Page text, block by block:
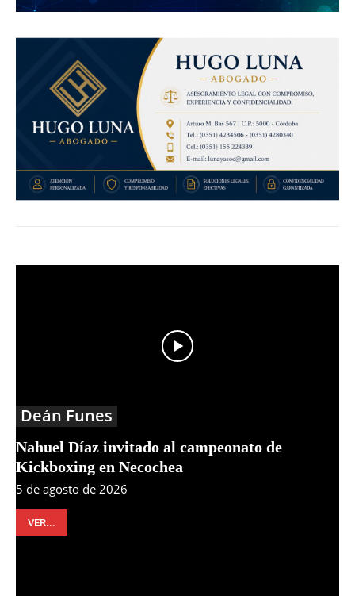
Deán Funes
Nahuel Díaz invitado al campeonato de
Kickboxing en Necochea
5 de agosto de 2026
VER...